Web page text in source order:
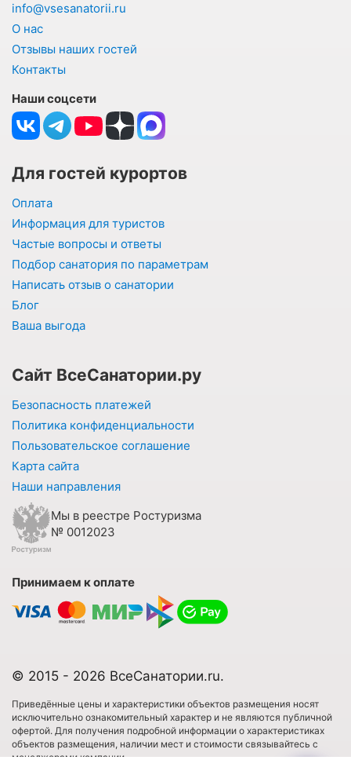
info@vsesanatorii.ru
О нас
Отзывы наших гостей
Контакты
Наши соцсети
Для гостей курортов
Оплата
Информация для туристов
Частые вопросы и ответы
Подбор санатория по параметрам
Написать отзыв о санатории
Блог
Ваша выгода
Сайт ВсеСанатории.ру
Безопасность платежей
Политика конфиденциальности
Пользовательское соглашение
Карта сайта
Наши направления
Мы в реестре Ростуризма
№ 0012023
Принимаем к оплате
© 2015 - 2026 ВсеСанатории.ru.
Приведённые цены и характеристики объектов размещения носят
исключительно ознакомительный характер и не являются публичной
офертой. Для получения подробной информации о характеристиках
объектов размещения, наличии мест и стоимости связывайтесь с
менеджерами компании.